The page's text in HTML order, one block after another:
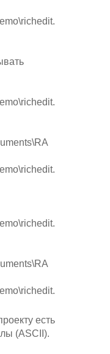
есть
(ASCII).